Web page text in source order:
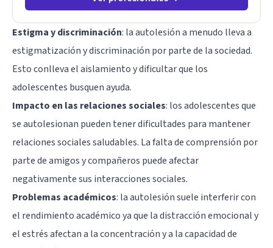
Estigma y discriminación: la autolesión a menudo lleva a
estigmatización y discriminación por parte de la sociedad.
Esto conlleva el aislamiento y dificultar que los
adolescentes busquen ayuda.
Impacto en las relaciones sociales: los adolescentes que
se autolesionan pueden tener dificultades para mantener
relaciones sociales saludables. La falta de comprensión por
parte de amigos y compañeros puede afectar
negativamente sus interacciones sociales.
Problemas académicos: la autolesión suele interferir con
el rendimiento académico ya que la distracción emocional y
el estrés afectan a la concentración y a la capacidad de